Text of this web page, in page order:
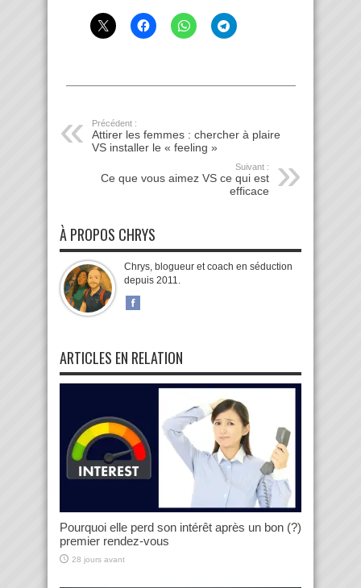
Précédent :
Attirer les femmes : chercher à plaire
VS installer le « feeling »
Suivant :
Ce que vous aimez VS ce qui est
efficace
À PROPOS CHRYS
Chrys, blogueur et coach en séduction
depuis 2011.
ARTICLES EN RELATION
Pourquoi elle perd son intérêt après un bon (?)
premier rendez-vous
28 jours avant